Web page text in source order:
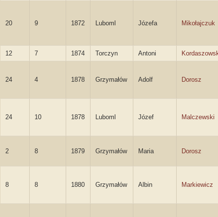
20 9 1872 Luboml Józefa Mikołajczuk
12 7 1874 Torczyn Antoni
24 4 1878 Grzymałów Adolf Dorosz
24 10 1878 Luboml Józef Malczewski
2 8 1879 Grzymałów Maria Dorosz
8 8 1880 Grzymałów Albin Markiewicz